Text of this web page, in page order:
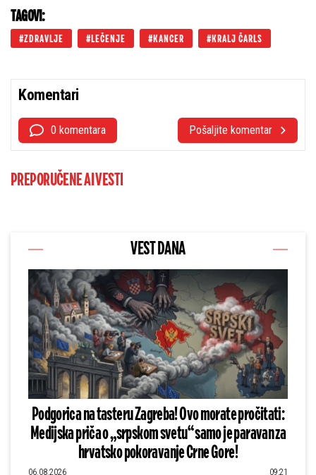
TAGOVI:
ZDRAVLJE LEČENJE KANCER KRALJ ČARLS
Komentari
0 komentara Pošaljite komentar
PREPORUČENE AI VESTI
VEST DANA
Podgorica na tasteru Zagreba! Ovo morate pročitati:
Medijska priča o „srpskom svetu“ samo je paravan za
hrvatsko pokoravanje Crne Gore!
06.08.2026 09:21